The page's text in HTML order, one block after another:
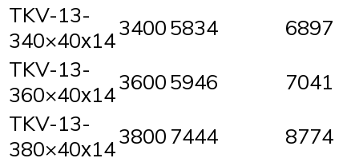
TKV-13-
340×40х1434005834
6897
TKV-13-
360×40х1436005946
7041
TKV-13-
380×40х143800 7444
8774